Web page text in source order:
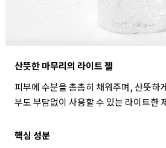
산뜻한 마무리의 라이트 젤
피부에 수분을 촘촘히 채워주며, 산뜻하
부도 부담없이 사용할 수 있는 라이트한
핵심 성분